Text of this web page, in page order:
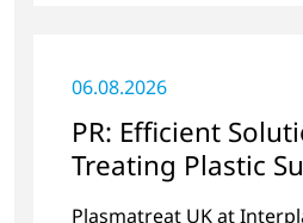
06.08.2026
PR: Efficient
Treating Plastic
Plasmatreat UK at